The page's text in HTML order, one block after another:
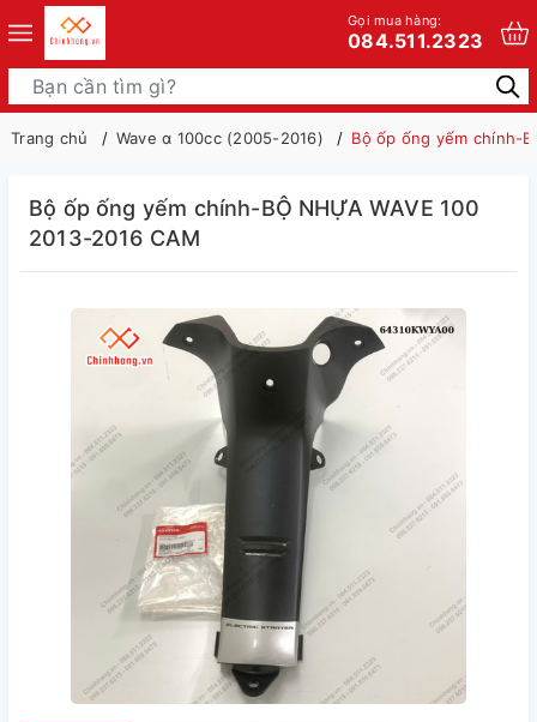
Gọi mua hàng:
084.511.2323
Trang chủ Wave α 100cc (2005-2016) Bộ ốp ống yếm chính-
Bộ ốp ống yếm chính-BỘ NHỰA WAVE 100
2013-2016 CAM